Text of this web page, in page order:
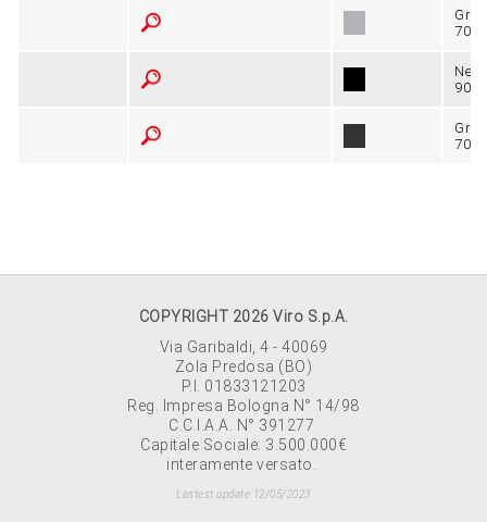
COPYRIGHT 2026 Viro S.p.A.
Via Garibaldi, 4 - 40069
Zola Predosa (BO)
P.I. 01833121203
Reg. Impresa Bologna N° 14/98
C.C.I.A.A. N° 391277
Capitale Sociale: 3.500.000€
interamente versato.
Lastest update 12/05/2023